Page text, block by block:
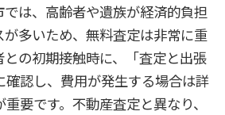
は、高齢者や遺族が経済的負担
が多いため、無料査定は非常に重
の初期接触時に、「査定と出張
確認し、費用が発生する場合は詳
要です。不動産査定と異なり、